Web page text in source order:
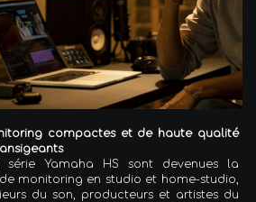
compactes et de haute qualité
Yamaha HS sont devenues la
monitoring en studio et home-studio,
du son, producteurs et artistes du